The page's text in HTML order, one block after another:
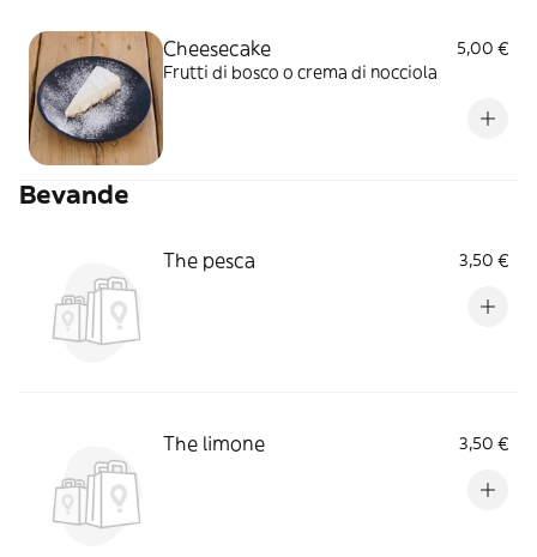
Cheesecake
5,00 €
Frutti di bosco o crema di nocciola
Bevande
The pesca 3,50 €
The limone 3,50 €